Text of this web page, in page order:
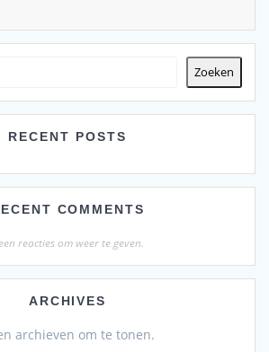
Zoeken
RECENT POSTS
COMMENTS
reacties om weer te geven.
ARCHIVES
archieven om te tonen.